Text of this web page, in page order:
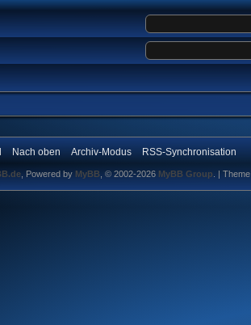
Nach oben Archiv-Modus RSS-Synchronisation
, Powered by MyBB , © 2002-2026 MyBB Group | Theme